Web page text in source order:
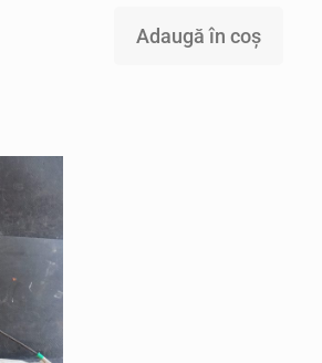
Adaugă în coș